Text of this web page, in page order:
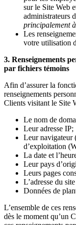
sur le Site Web
administrateurs
principalement
Les
votre utilisation
3. Renseignements
par fichiers témoins
Afin d’assurer la
renseignements
Clients visitant le Site
Le nom de
Leur adresse IP;
Leur navigateur
d’exploitation
La date et
Leur pays
Leurs pages
L’adresse du
Données de
L’ensemble de ces
dès le moment qu’un